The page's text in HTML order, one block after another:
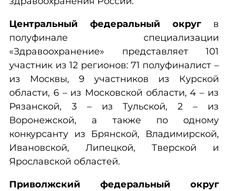
Центральный федеральный округв
полуфинале специализации
«Здравоохранение» представляет 101
участник из 12 регионов: 71 полуфиналист –
из Москвы, 9 участников из Курской
области, 6 – из Московской области, 4 – из
Рязанской, 3 – из Тульской, 2 – из
Воронежской, а также по одному
конкурсанту из Брянской, Владимирской,
Ивановской, Липецкой, Тверской и
Ярославской областей.
Приволжский федеральный округ